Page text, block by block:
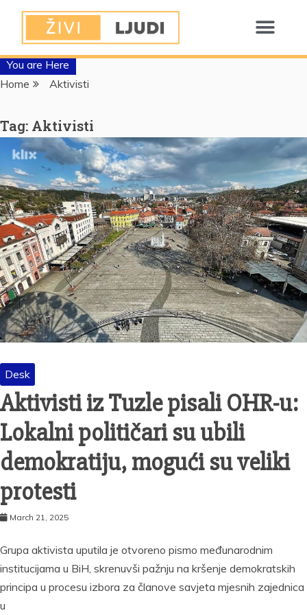
You are Here
Home
Aktivisti
Tag: Aktivisti
Desk
Aktivisti iz Tuzle pisali OHR-u:
Lokalni političari su ubili
demokratiju, mogući su veliki
protesti
March 21, 2025
Grupa aktivista uputila je otvoreno pismo međunarodnim
institucijama u BiH, skrenuvši pažnju na kršenje demokratskih
principa u procesu izbora za članove savjeta mjesnih zajednica
u